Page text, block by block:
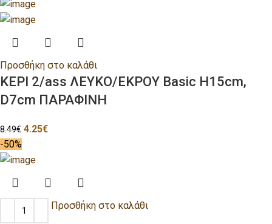
Προσθήκη στο καλάθι
ΚΕΡΙ 2/ass ΛΕΥΚΟ/ΕΚΡΟΥ Basic H15cm,
D7cm ΠΑΡΑΦΙΝΗ
8.49€ 4.25€
-50%
Προσθήκη στο καλάθι